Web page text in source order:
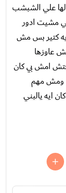
علي الشبشب
مشيت ادور
كتير بس مش
عاوزها
امش بي كان
ومش مهم
ايه يالبني